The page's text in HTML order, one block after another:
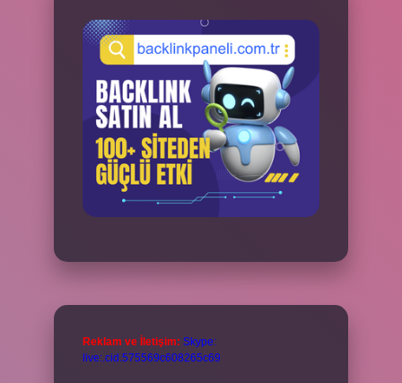
Reklam ve İletişim: Skype:
live:.cid.575569c608265c69